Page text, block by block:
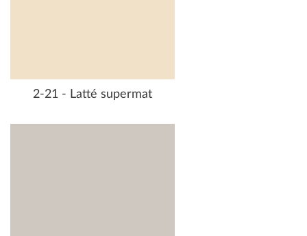
2-21 - Latté supermat